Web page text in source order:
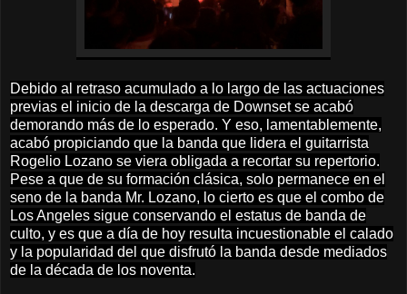
Debido al retraso acumulado a lo largo de las actuaciones
previas el inicio de la descarga de Downset se acabó
demorando más de lo esperado. Y eso, lamentablemente,
acabó propiciando que la banda que lidera el guitarrista
Rogelio Lozano se viera obligada a recortar su repertorio.
Pese a que de su formación clásica, solo permanece en el
seno de la banda Mr. Lozano, lo cierto es que el combo de
Los Angeles sigue conservando el estatus de banda de
culto, y es que a día de hoy resulta incuestionable el calado
y la popularidad del que disfrutó la banda desde mediados
de la década de los noventa.